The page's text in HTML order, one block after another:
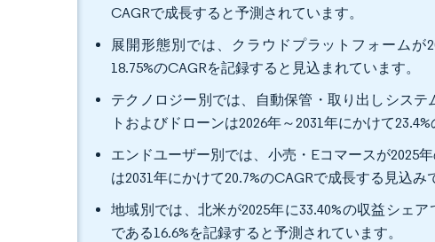
CAGRで成長すると予測されています。
展開形態別では、クラウドプラットフォームが
18.75%のCAGRを記録すると見込まれています。
テクノロジー別では、自動保管・取り出しシステ
トおよびドローンは2026年～2031年にかけて
エンドユーザー別では、小売・Eコマースが2025
は2031年にかけて20.7%のCAGRで成長する見込み
地域別では、北米が2025年に33.40%の収益シェ
である16.6%を記録すると予測されています。